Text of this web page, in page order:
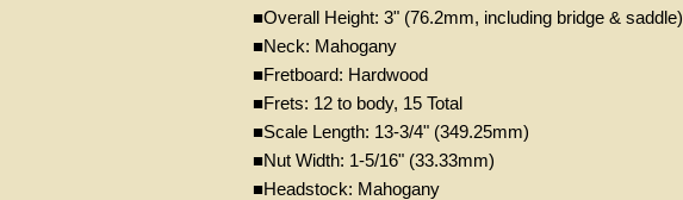
■Overall Height: 3" (76.2mm, including bridge & saddle)
■Neck: Mahogany
■Fretboard: Hardwood
■Frets: 12 to body, 15 Total
■Scale Length: 13-3/4" (349.25mm)
■Nut Width: 1-5/16" (33.33mm)
■Headstock: Mahogany